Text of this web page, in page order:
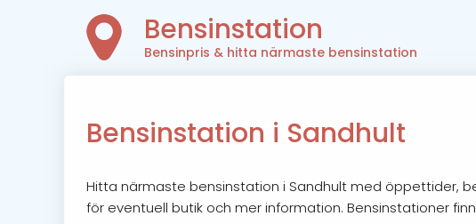
Bensinstation
Bensinpris & hitta närmaste bensinstation
Bensinstation i Sandhult
Hitta närmaste bensinstation i Sandhult med öppettider,
för eventuell butik och mer information. Bensinstationer